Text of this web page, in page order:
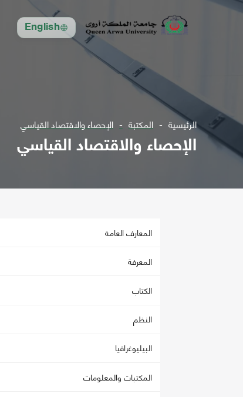
English
الرئيسية المكتبة الإحصاء والاقتصاد القياسي
الإحصاء والاقتصاد القياسي
المعارف العامة
المعرفة
الكتاب
النظم
البيليوغرافيا
المكتبات والمعلومات